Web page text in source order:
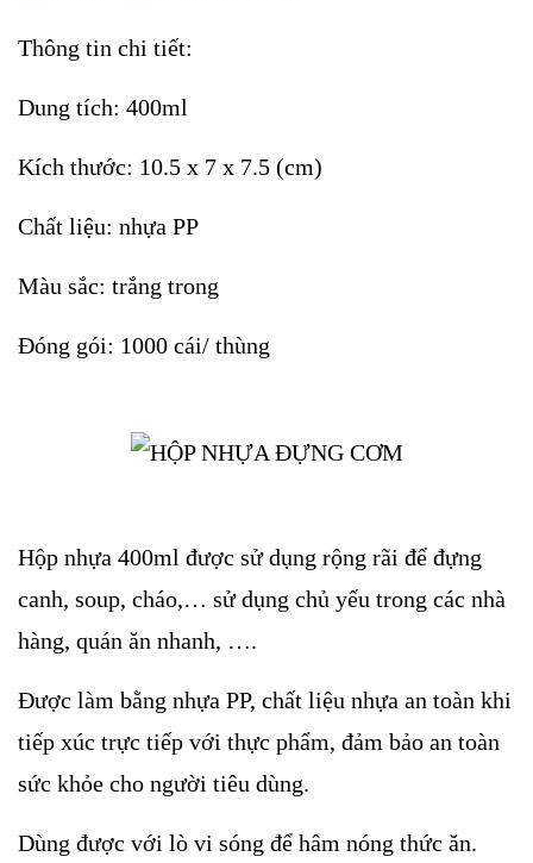
Thông tin chi tiết:
Dung tích: 400ml
Kích thước: 10.5 x 7 x 7.5 (cm)
Chất liệu: nhựa PP
Màu sắc: trắng trong
Đóng gói: 1000 cái/ thùng
Hộp nhựa 400ml được sử dụng rộng rãi để đựng
canh, soup, cháo,… sử dụng chủ yếu trong các nhà
hàng, quán ăn nhanh, ….
Được làm bằng nhựa PP, chất liệu nhựa an toàn khi
tiếp xúc trực tiếp với thực phẩm, đảm bảo an toàn
sức khỏe cho người tiêu dùng.
Dùng được với lò vi sóng để hâm nóng thức ăn.